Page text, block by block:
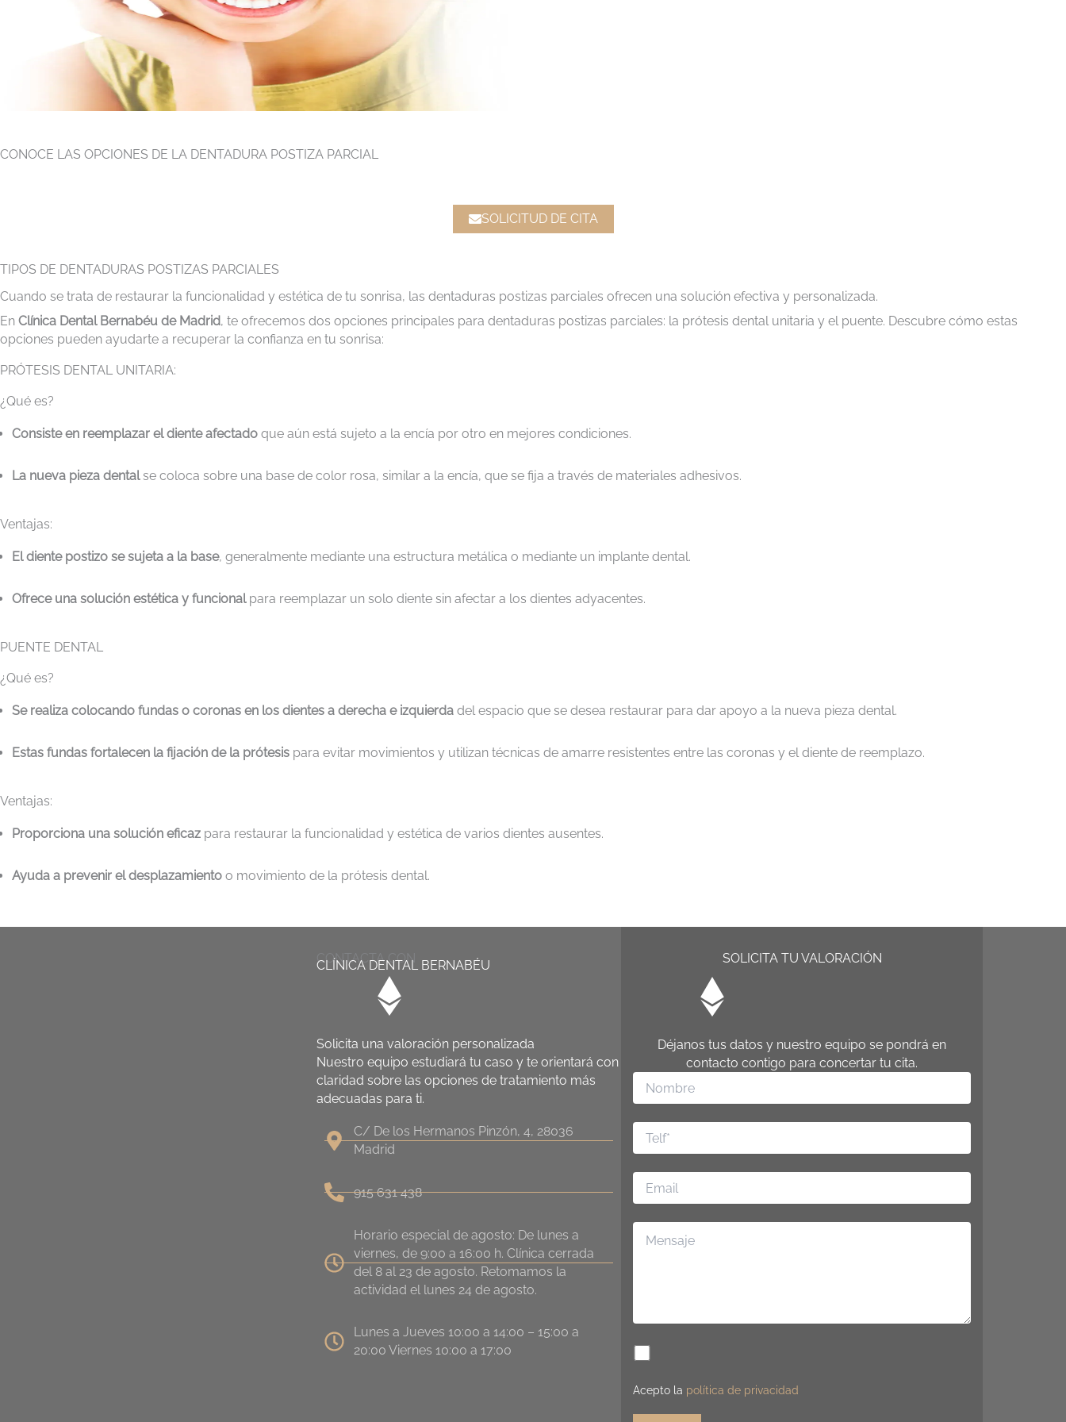
CONOCE LAS OPCIONES DE LA DENTADURA POSTIZA PARCIAL
SOLICITUD DE CITA
TIPOS DE DENTADURAS POSTIZAS PARCIALES
Cuando se trata de restaurar la funcionalidad y estética de tu sonrisa, las dentaduras postizas parciales ofrecen una solución efectiva y personalizada.
En Clínica Dental Bernabéu de Madrid, te ofrecemos dos opciones principales para dentaduras postizas parciales: la prótesis dental unitaria y el puente. Descubre cómo estas
opciones pueden ayudarte a recuperar la confianza en tu sonrisa:
PRÓTESIS DENTAL UNITARIA:
¿Qué es?
Consiste en reemplazar el diente afectado que aún está sujeto a la encía por otro en mejores condiciones.
La nueva pieza dentalse coloca sobre una base de color rosa, similar a la encía, que se fija a través de materiales adhesivos.
Ventajas:
El diente postizo se sujeta a la base, generalmente mediante una estructura metálica o mediante un implante dental.
Ofrece una solución estética y funcional para reemplazar un solo diente sin afectar a los dientes adyacentes.
PUENTE DENTAL
¿Qué es?
Se realiza colocando fundas o coronas en los dientes a derecha e izquierda del espacio que se desea restaurar para dar apoyo a la nueva pieza dental.
Estas fundas fortalecen la fijación de la prótesis para evitar movimientos y utilizan técnicas de amarre resistentes entre las coronas y el diente de reemplazo.
Ventajas:
Proporciona una solución eficaz para restaurar la funcionalidad y estética de varios dientes ausentes.
Ayuda a prevenir el desplazamiento o movimiento de la prótesis dental.
CONTACTA CON
CLÍNICA DENTAL BERNABÉU
Solicita una valoración personalizada
Nuestro equipo estudiará tu caso y te orientará con
claridad sobre las opciones de tratamiento más
adecuadas para ti.
C/ De los Hermanos Pinzón, 4, 28036
Madrid
915 631 438
Horario especial de agosto: De lunes a
viernes, de 9:00 a 16:00 h. Clínica cerrada
del 8 al 23 de agosto. Retomamos la
actividad el lunes 24 de agosto.
Lunes a Jueves 10:00 a 14:00 – 15:00 a
20:00 Viernes 10:00 a 17:00
SOLICITA TU VALORACIÓN
Déjanos tus datos y nuestro equipo se pondrá en
contacto contigo para concertar tu cita.
Acepto la política de privacidad